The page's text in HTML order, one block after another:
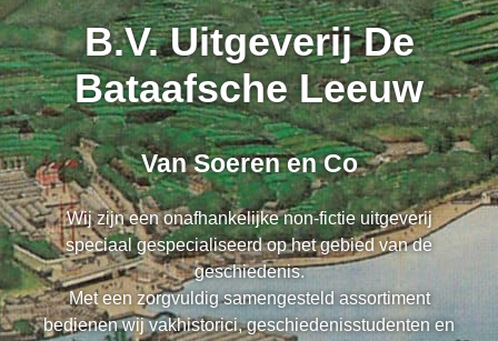
B.V. Uitgeverij De
Bataafsche Leeuw
Van Soeren en Co
Wij zijn een onafhankelijke non-fictie uitgeverij
speciaal gespecialiseerd op het gebied van de
geschiedenis.
Met een zorgvuldig samengesteld assortiment
bedienen wij vakhistorici, geschiedenisstudenten en